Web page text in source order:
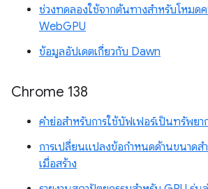
ช่วงทดลองใช้จากต้นทางสำหรับโหมดค
WebGPU
ข้อมูลอัปเดตเกี่ยวกับ Dawn
Chrome 138
คำย่อสำหรับการใช้บัฟเฟอร์เป็นทรัพยา
การเปลี่ยนแปลงข้อกำหนดด้านขนาด
เมื่อสร้าง